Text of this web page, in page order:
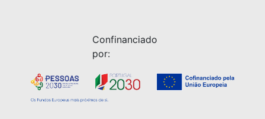
Confinanciado
por: